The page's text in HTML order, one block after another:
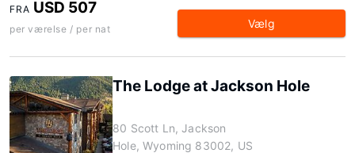
FRA USD 507
per værelse / per nat Vælg
The Lodge at Jackson Hole
80 Scott Ln, Jackson
Hole, Wyoming 83002, US